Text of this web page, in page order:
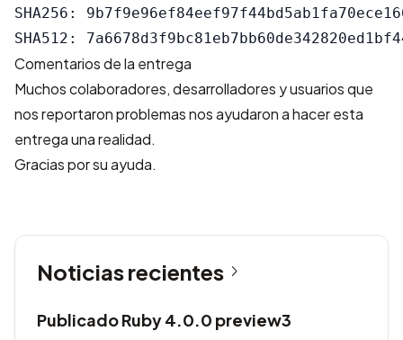
SHA256:
Comentarios de la entrega
Muchos colaboradores, desarrolladores y usuarios que
nos reportaron problemas nos ayudaron a hacer esta
entrega una realidad.
Gracias por su ayuda.
Noticias recientes
Publicado Ruby 4.0.0 preview3